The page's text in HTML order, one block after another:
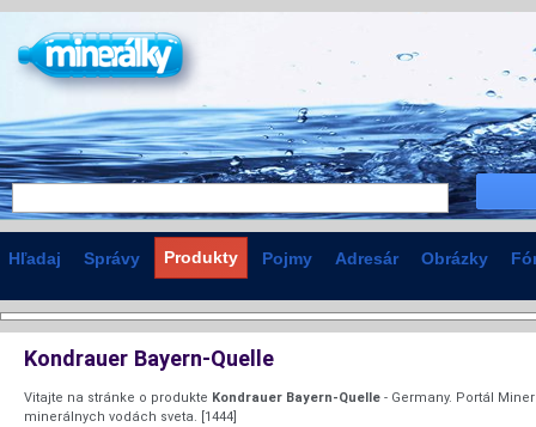
Hľadaj Správy Produkty Pojmy Adresár Obrázky
Kondrauer Bayern-Quelle
Vitajte na stránke o produkte Kondrauer Bayern-Quelle - Germany. Portál
minerálnych vodách sveta. [1444]